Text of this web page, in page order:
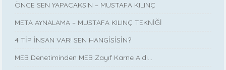
ÖNCE SEN YAPACAKSIN – MUSTAFA KILINÇ
META AYNALAMA – MUSTAFA KILINÇ TEKNİĞİ
4 TİP İNSAN VAR! SEN HANGİSİSİN?
MEB Denetiminden MEB Zayıf Karne Aldı…